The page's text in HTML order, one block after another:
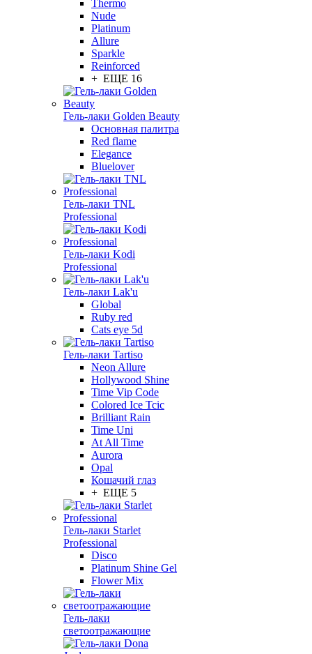
Thermo
Nude
Platinum
Allure
Sparkle
Reinforced
+ ЕЩЕ 16
Гель-лаки Golden Beauty
Основная палитра
Red flame
Elegance
Bluelover
Гель-лаки TNL
Professional
Гель-лаки Kodi
Professional
Гель-лаки Lak'u
Global
Ruby red
Cats eye 5d
Гель-лаки Tartiso
Neon Allure
Hollywood Shine
Time Vip Code
Colored Ice Tcic
Brilliant Rain
Time Uni
At All Time
Aurora
Opal
Кошачий глаз
+ ЕЩЕ 5
Гель-лаки Starlet
Professional
Disco
Platinum Shine Gel
Flower Mix
Гель-лаки
светоотражающие